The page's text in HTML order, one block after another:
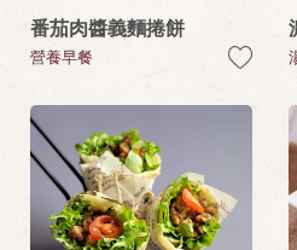
番茄肉醬義麵捲餅
營養早餐